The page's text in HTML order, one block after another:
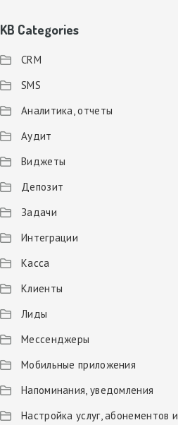
KB Categories
CRM
SMS
Аналитика, отчеты
Аудит
Виджеты
Депозит
Задачи
Интеграции
Касса
Клиенты
Лиды
Мессенджеры
Мобильные приложения
Напоминания, уведомления
Настройка услуг, абонементов и